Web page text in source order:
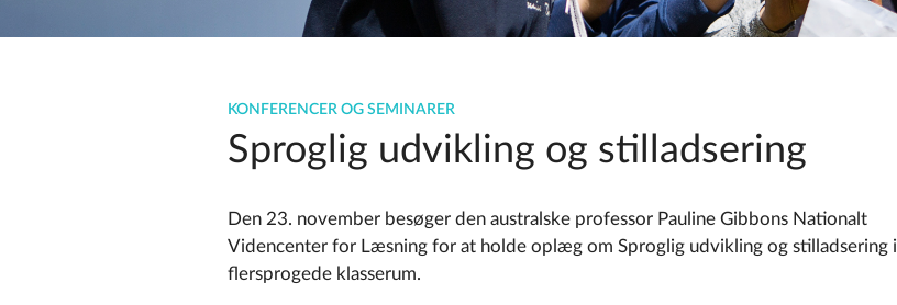
KONFERENCER OG SEMINARER
Sproglig udvikling og stilladsering
Den 23. november besøger den australske professor Pauline Gibbons Nationalt
Videncenter for Læsning for at holde oplæg om Sproglig udvikling og stilladsering i
flersprogede klasserum.